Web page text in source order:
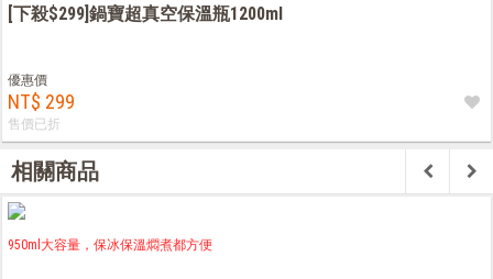
[下殺$299]鍋寶超真空保溫瓶1200ml
優惠價
NT$ 299
售價已折
相關商品
950ml大容量，保冰保溫燜煮都方便